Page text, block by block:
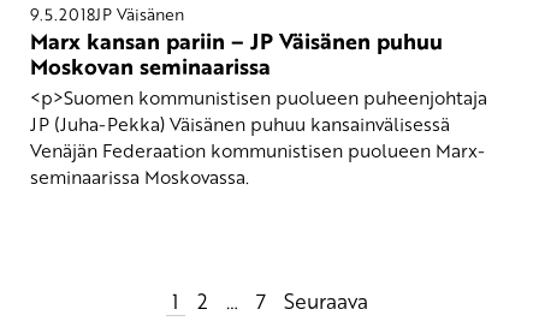
9.5.2018JP Väisänen
Marx kansan pariin – JP Väisänen puhuu
Moskovan seminaarissa
<p>Suomen kommunistisen puolueen puheenjohtaja
JP (Juha-Pekka) Väisänen puhuu kansainvälisessä
Venäjän Federaation kommunistisen puolueen Marx-
seminaarissa Moskovassa.
Artikkelien1 2 … 7 Seuraava